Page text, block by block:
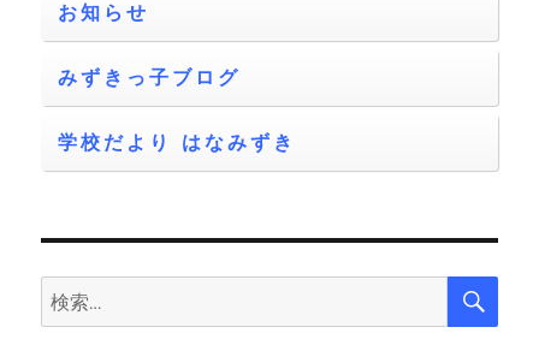
ン
お知らせ
みずきっ子ブログ
学校だより はなみずき
検
索:
検